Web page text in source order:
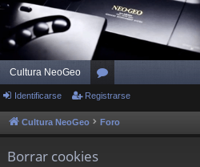
Cultura NeoGeo
or
os
Identificarse Registrarse
Cultura NeoGeo Foro
Borrar cookies